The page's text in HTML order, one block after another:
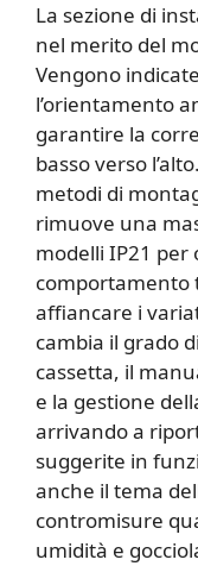
La sezione di
nel merito del
Vengono
l’orientamento
garantire la
basso verso
metodi di
rimuove una
modelli IP21
comportamento
affiancare i
cambia il grado
cassetta, il
e la gestione
arrivando a
suggerite in
anche il tema
contromisure
umidità e